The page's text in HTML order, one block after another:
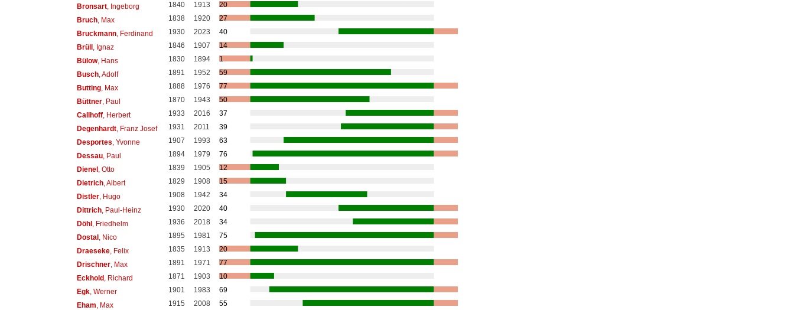
Bronsart, Ingeborg 1840 1913
20
Bruch, Max 1838 1920
27
Bruckmann, Ferdinand 1930 2023
40
Brüll, Ignaz 1846 1907
14
Bülow, Hans 1830 1894
1
Busch, Adolf 1891 1952
59
Butting, Max 1888 1976
77
Büttner, Paul 1870 1943
50
Callhoff, Herbert 1933 2016
37
Degenhardt, Franz Josef 1931 2011
39
Desportes , Yvonne 1907 1993
63
Dessau, Paul 1894 1979
76
Dienel, Otto 1839 1905
12
Dietrich, Albert 1829 1908
15
Distler, Hugo 1908 1942
34
Dittrich, Paul-Heinz 1930 2020
40
Döhl, Friedhelm 1936 2018
34
Dostal, Nico 1895 1981
75
Draeseke, Felix 1835 1913
20
Drischner, Max 1891 1971
77
Eckhold, Richard 1871 1903
10
Egk, Werner 1901 1983
69
Eham , Max 1915 2008
55